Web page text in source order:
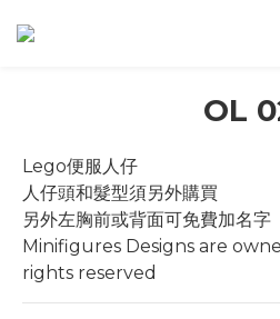
OL
Lego便服人仔
人仔頭和髮型須另外購買
另外左胸前或背面可免費加名字
Minifigures Designs are
rights reserved